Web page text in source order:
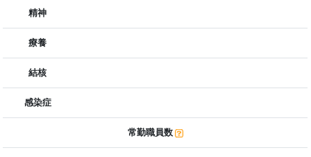
精神
療養
結核
感染症
常勤職員数